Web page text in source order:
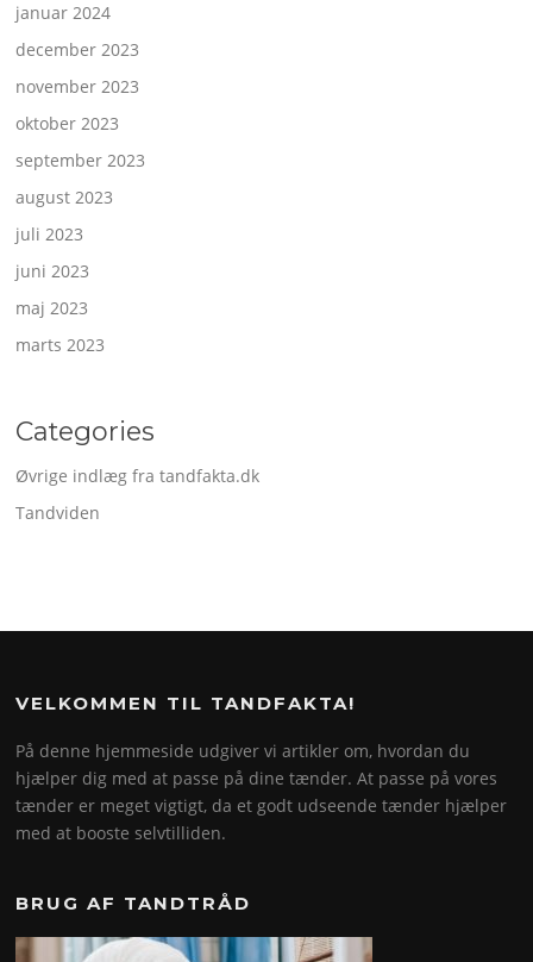
januar 2024
december 2023
november 2023
oktober 2023
september 2023
august 2023
juli 2023
juni 2023
maj 2023
marts 2023
Categories
Øvrige indlæg fra tandfakta.dk
Tandviden
VELKOMMEN TIL TANDFAKTA!
På denne hjemmeside udgiver vi artikler om, hvordan du
hjælper dig med at passe på dine tænder. At passe på vores
tænder er meget vigtigt, da et godt udseende tænder hjælper
med at booste selvtilliden.
BRUG AF TANDTRÅD